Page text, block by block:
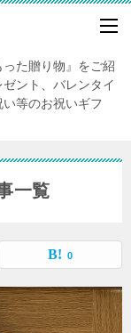
た贈り物』をご紹
ント、バレンタイ
等のお祝いギフ
一覧
0